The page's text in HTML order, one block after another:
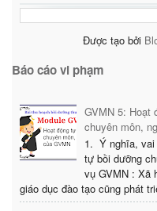
Được tạo bởi
Báo cáo vi phạm
GVMN 5: Hoạt
chuyên môn,
1. Ý nghĩa, vai
tự bồi dưỡng
vụ GVMN : Xã
giáo dục đào tạo cũng phát